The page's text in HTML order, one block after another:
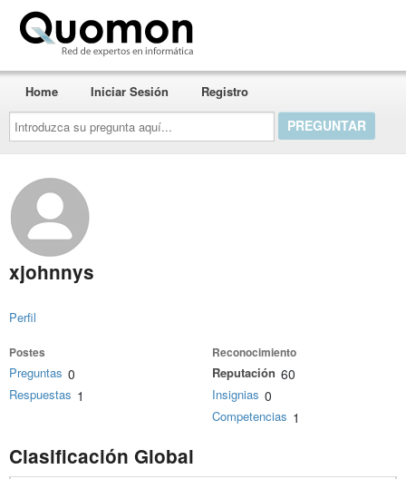
Introduzca
su
pregunta
aquí...
Home Iniciar Sesión Registro
xjohnnys
Perfil
Postes
Preguntas 0
Respuestas 1
Reconocimiento
Reputación 60
Insignias 0
Competencias 1
Clasificación Global